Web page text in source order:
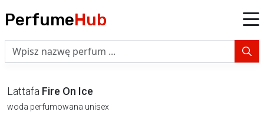
PerfumeHub
Lattafa Fire On Ice
woda perfumowana unisex